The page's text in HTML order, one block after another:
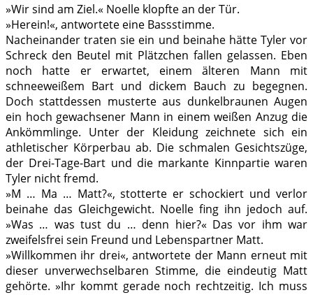
»Wir sind am Ziel.« Noelle klopfte an der Tür.
»Herein!«, antwortete eine Bassstimme.
Nacheinander traten sie ein und beinahe hätte Tyler vor
Schreck den Beutel mit Plätzchen fallen gelassen. Eben
noch hatte er erwartet, einem älteren Mann mit
schneeweißem Bart und dickem Bauch zu begegnen.
Doch stattdessen musterte aus dunkelbraunen Augen
ein hoch gewachsener Mann in einem weißen Anzug die
Ankömmlinge. Unter der Kleidung zeichnete sich ein
athletischer Körperbau ab. Die schmalen Gesichtszüge,
der Drei-Tage-Bart und die markante Kinnpartie waren
Tyler nicht fremd.
»M … Ma … Matt?«, stotterte er schockiert und verlor
beinahe das Gleichgewicht. Noelle fing ihn jedoch auf.
»Was … was tust du … denn hier?« Das vor ihm war
zweifelsfrei sein Freund und Lebenspartner Matt.
»Willkommen ihr drei«, antwortete der Mann erneut mit
dieser unverwechselbaren Stimme, die eindeutig Matt
gehörte. »Ihr kommt gerade noch rechtzeitig. Ich muss